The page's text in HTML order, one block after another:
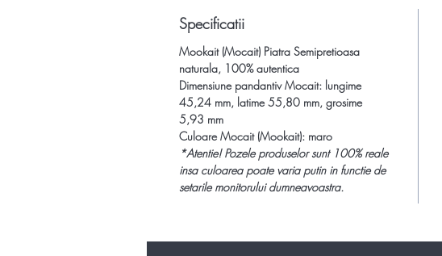
Specificatii
Mookait (Mocait) Piatra Semipretioasa
naturala, 100% autentica
Dimensiune pandantiv Mocait: lungime
45,24 mm, latime 55,80 mm, grosime
5,93 mm
Culoare Mocait (Mookait): maro
*Atentie!Pozele produselor sunt 100% reale
insa culoarea poate varia putin in functie de
setarile monitorului dumneavoastra.